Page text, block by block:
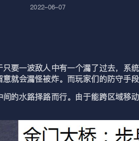
2022-06-07
一波敌人中有一个漏了过去，系
就会漏怪被炸。而玩家们的防守手
水路择路而行。由于能跨区域移